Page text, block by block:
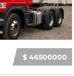
$ 46500000